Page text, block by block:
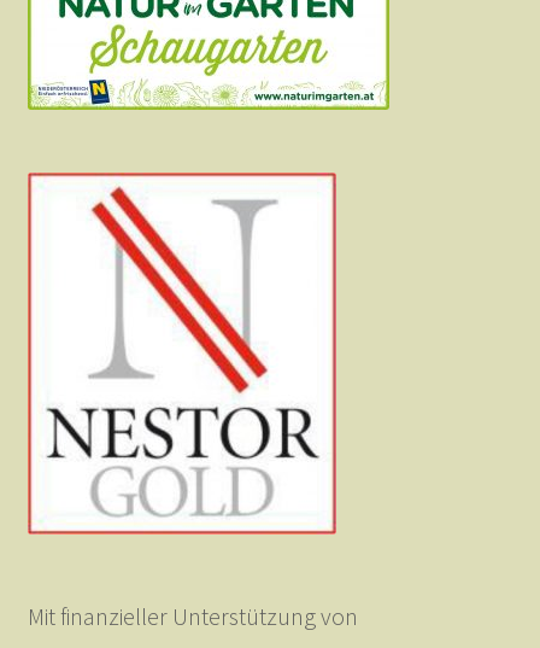
Mit finanzieller Unterstützung von